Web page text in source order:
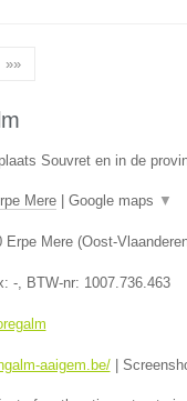
»»
Souvret en in de
Mere| Google maps ▼
Erpe Mere(Oost-
-, BTW-nr: 1007.736.463
aaigem.be/|